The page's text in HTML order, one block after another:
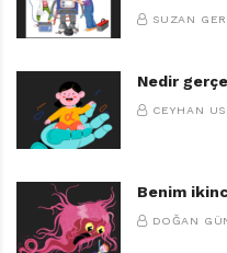
SUZAN
Nedir
CEYHAN
Benim
DOĞAN